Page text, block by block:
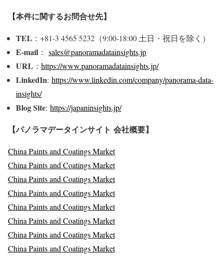
【本件に関するお問合せ先】
TEL ：+81-3 4565 5232（9:00-18:00 土日・祝日を除く）
E-mail ： sales@panoramadatainsights.jp
URL ： https://www.panoramadatainsights.jp/
LinkedIn: https://www.linkedin.com/company/panorama-data-
insights/
Blog Site: https://japaninsights.jp/
【パノラマデータインサイト 会社概要】
China Paints and Coatings Market
China Paints and Coatings Market
China Paints and Coatings Market
China Paints and Coatings Market
China Paints and Coatings Market
China Paints and Coatings Market
China Paints and Coatings Market
China Paints and Coatings Market